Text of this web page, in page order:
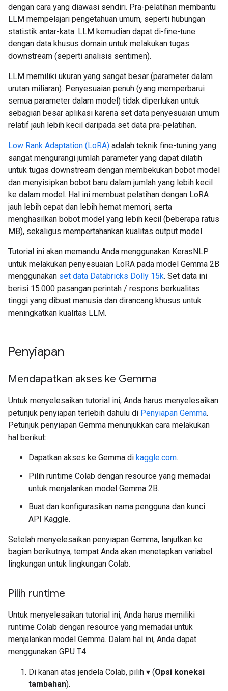
dengan cara yang diawasi sendiri. Pra-pelatihan membantu
LLM mempelajari pengetahuan umum, seperti hubungan
statistik antar-kata. LLM kemudian dapat di-fine-tune
dengan data khusus domain untuk melakukan tugas
downstream (seperti analisis sentimen).
LLM memiliki ukuran yang sangat besar (parameter dalam
urutan miliaran). Penyesuaian penuh (yang memperbarui
semua parameter dalam model) tidak diperlukan untuk
sebagian besar aplikasi karena set data penyesuaian umum
relatif jauh lebih kecil daripada set data pra-pelatihan.
Low Rank Adaptation (LoRA) adalah teknik fine-tuning yang
sangat mengurangi jumlah parameter yang dapat dilatih
untuk tugas downstream dengan membekukan bobot model
dan menyisipkan bobot baru dalam jumlah yang lebih kecil
ke dalam model. Hal ini membuat pelatihan dengan LoRA
jauh lebih cepat dan lebih hemat memori, serta
menghasilkan bobot model yang lebih kecil (beberapa ratus
MB), sekaligus mempertahankan kualitas output model.
Tutorial ini akan memandu Anda menggunakan KerasNLP
untuk melakukan penyesuaian LoRA pada model Gemma 2B
menggunakan set data Databricks Dolly 15k. Set data ini
berisi 15.000 pasangan perintah / respons berkualitas
tinggi yang dibuat manusia dan dirancang khusus untuk
meningkatkan kualitas LLM.
Penyiapan
Mendapatkan akses ke Gemma
Untuk menyelesaikan tutorial ini, Anda harus menyelesaikan
petunjuk penyiapan terlebih dahulu di Penyiapan Gemma.
Petunjuk penyiapan Gemma menunjukkan cara melakukan
hal berikut:
Dapatkan akses ke Gemma di kaggle.com.
Pilih runtime Colab dengan resource yang memadai
untuk menjalankan model Gemma 2B.
Buat dan konfigurasikan nama pengguna dan kunci
API Kaggle.
Setelah menyelesaikan penyiapan Gemma, lanjutkan ke
bagian berikutnya, tempat Anda akan menetapkan variabel
lingkungan untuk lingkungan Colab.
Pilih runtime
Untuk menyelesaikan tutorial ini, Anda harus memiliki
runtime Colab dengan resource yang memadai untuk
menjalankan model Gemma. Dalam hal ini, Anda dapat
menggunakan GPU T4:
Di kanan atas jendela Colab, pilih ▾ (Opsi koneksi
tambahan).